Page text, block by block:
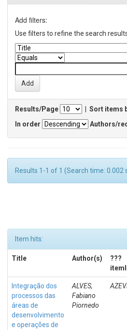
Add filters:
Use filters to refine the search
Results/Page
Sort items
In order
Authors/
Results 1-1 of 1 (Search time: 0.002
Item hits:
Title Author(s)
???
Integração dos
processos das
áreas de
desenvolvimento
e operações de
ALVES,
Fabiano
Piornedo